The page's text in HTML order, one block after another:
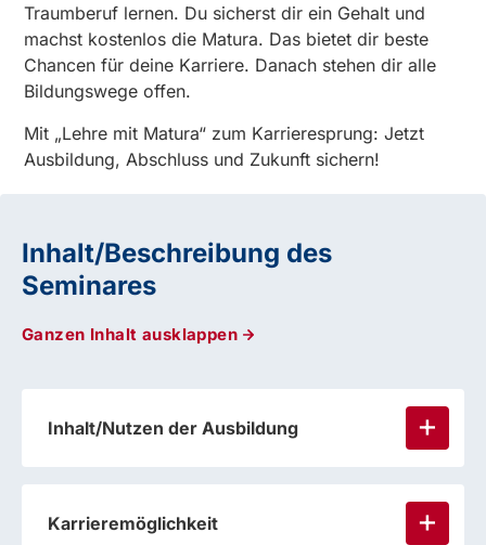
Traumberuf lernen. Du sicherst dir ein Gehalt und
machst kostenlos die Matura. Das bietet dir beste
Chancen für deine Karriere. Danach stehen dir alle
Bildungswege offen.
Mit „Lehre mit Matura“ zum Karrieresprung: Jetzt
Ausbildung, Abschluss und Zukunft sichern!
Inhalt/Beschreibung des
Seminares
Ganzen Inhalt ausklappen
Inhalt/Nutzen der Ausbildung
Karrieremöglichkeit